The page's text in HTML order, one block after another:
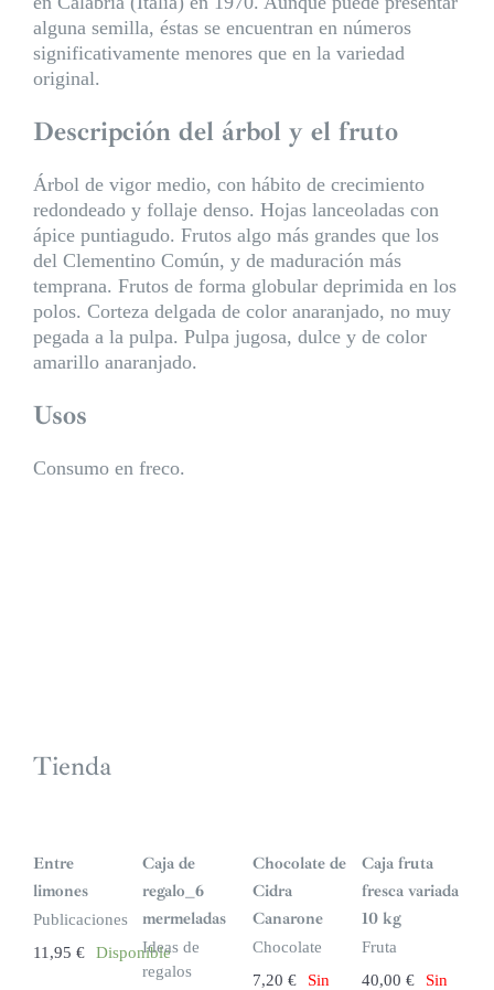
alguna semilla, éstas se encuentran en números
significativamente menores que en la variedad
original.
Descripción del árbol y el fruto
Árbol de vigor medio, con hábito de crecimiento
redondeado y follaje denso. Hojas lanceoladas con
ápice puntiagudo. Frutos algo más grandes que los
del Clementino Común, y de maduración más
temprana. Frutos de forma globular deprimida en los
polos. Corteza delgada de color anaranjado, no muy
pegada a la pulpa. Pulpa jugosa, dulce y de color
amarillo anaranjado.
Usos
Consumo en freco.
Tienda
Entre
limones
Publicaciones
11,95 € Disponible
Caja de
regalo_6
mermeladas
Ideas de
regalos
n
s
t
o
c
k
Chocolate de
Cidra
Canarone
Chocolate
7,20 €
Sin
n
s
t
o
c
k
Caja fruta
fresca variada
10 kg
Fruta
40,00€
Sin